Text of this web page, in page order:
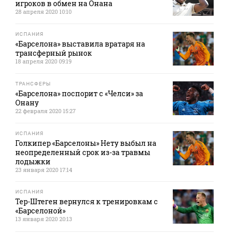
игроков в обмен на Онана
28 апреля 2020 10:10
ИСПАНИЯ
«Барселона» выставила вратаря на
трансферный рынок
18 апреля 2020 09:19
ТРАНСФЕРЫ
«Барселона» поспорит с «Челси» за
Онану
22 февраля 2020 15:27
ИСПАНИЯ
Голкипер «Барселоны» Нету выбыл на
неопределенный срок из-за травмы
лодыжки
23 января 2020 17:14
ИСПАНИЯ
Тер-Штеген вернулся к тренировкам с
«Барселоной»
13 января 2020 20:13